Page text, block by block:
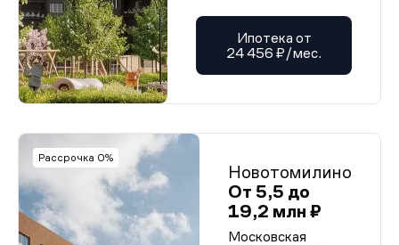
Ипотека от
24 456 ₽/мес.
Рассрочка 0%
Новотомилино
От 5,5 до
19,2 млн ₽
Московская